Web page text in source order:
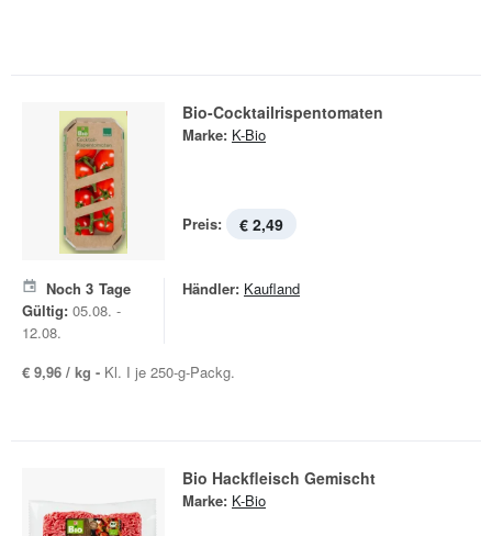
Bio-Cocktailrispentomaten
Marke: K-Bio
Preis: € 2,49
Noch 3 Tage
Gültig: 05.08. -
12.08.
Händler: Kaufland
€ 9,96 / kg - Kl. I je 250-g-Packg.
Bio Hackfleisch Gemischt
Marke: K-Bio